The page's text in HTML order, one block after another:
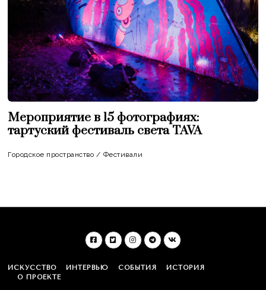
Мероприятие в 15 фотографиях:
тартуский фестиваль света TAVA
Городское пространство / Фестивали
ИСКУССТВО ИНТЕРВЬЮ СОБЫТИЯ
ИСТОРИЯ
О ПРОЕКТЕ